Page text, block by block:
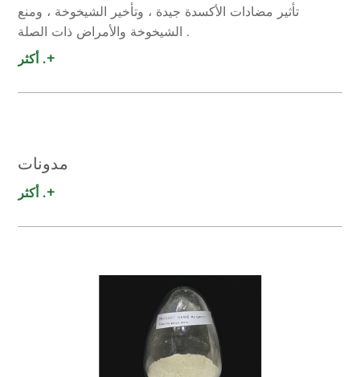
تأثير مضادات الأكسدة جيدة ، وتأخير الشيخوخة ، ومنع
الشيخوخة والأمراض ذات الصلة .
أكثر .+
مدونات
أكثر .+